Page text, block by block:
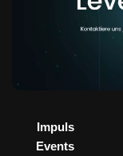
Impuls
Events